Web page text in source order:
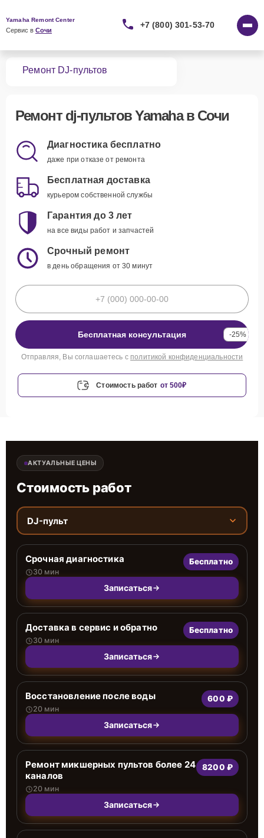
Yamaha Remont Center
Сервис в Сочи
+7 (800) 301-53-70
Ремонт DJ-пультов
Ремонт dj-пультов Yamahaв Сочи
Диагностика бесплатно
даже при отказе от ремонта
Бесплатная доставка
курьером собственной службы
Гарантия до 3 лет
на все виды работ и запчастей
Срочный ремонт
в день обращения от 30 минут
Бесплатная консультация -25%
Отправляя, Вы соглашаетесь с политикой конфиденциальности
Стоимость работ от 500₽
АКТУАЛЬНЫЕ ЦЕНЫ
Стоимость работ
DJ-пульт
Срочная диагностика
30 мин
Бесплатно
Записаться
Доставка в сервис и обратно
30 мин
Бесплатно
Записаться
Восстановление после воды
20 мин
600 ₽
Записаться
Ремонт микшерных пультов более 24
каналов
20 мин
8200 ₽
Записаться